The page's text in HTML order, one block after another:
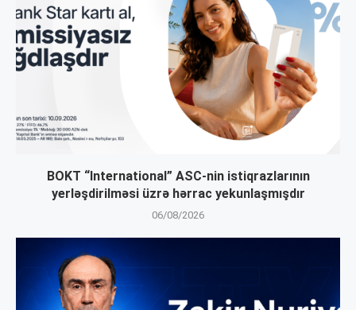
BOKT “International” ASC-nin istiqrazlarının
yerləşdirilməsi üzrə hərrac yekunlaşmışdır
06/08/2026